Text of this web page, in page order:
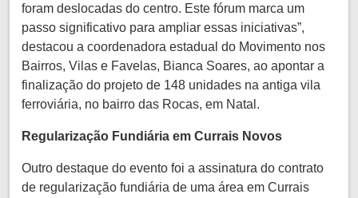
foram deslocadas do centro. Este fórum marca um
passo significativo para ampliar essas iniciativas”,
destacou a coordenadora estadual do Movimento nos
Bairros, Vilas e Favelas, Bianca Soares, ao apontar a
finalização do projeto de 148 unidades na antiga vila
ferroviária, no bairro das Rocas, em Natal.
Regularização Fundiária em Currais Novos
Outro destaque do evento foi a assinatura do contrato
de regularização fundiária de uma área em Currais